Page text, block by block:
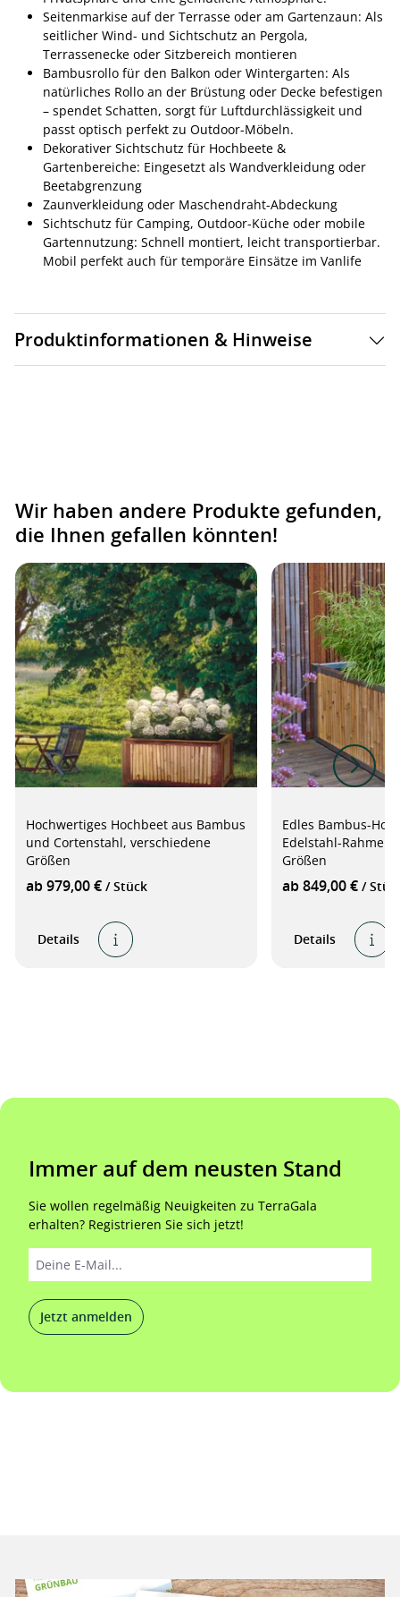
Seitenmarkise auf der Terrasse oder am Gartenzaun: Als
seitlicher Wind- und Sichtschutz an Pergola,
Terrassenecke oder Sitzbereich montieren
Bambusrollo für den Balkon oder Wintergarten: Als
natürliches Rollo an der Brüstung oder Decke befestigen
– spendet Schatten, sorgt für Luftdurchlässigkeit und
passt optisch perfekt zu Outdoor-Möbeln.
Dekorativer Sichtschutz für Hochbeete &
Gartenbereiche: Eingesetzt als Wandverkleidung oder
Beetabgrenzung
Zaunverkleidung oder Maschendraht-Abdeckung
Sichtschutz für Camping, Outdoor-Küche oder mobile
Gartennutzung: Schnell montiert, leicht transportierbar.
Mobil perfekt auch für temporäre Einsätze im Vanlife
Produktinformationen & Hinweise
Wir haben andere Produkte gefunden,
die Ihnen gefallen könnten!
Hochwertiges Hochbeet aus Bambus
und Cortenstahl, verschiedene
Größen
ab 979,00 € / Stück
Details
Edles Bambus-
Edelstahl-
Größen
ab 849,00 € /
Details
Immer auf dem neusten Stand
Sie wollen regelmäßig Neuigkeiten zu TerraGala
erhalten? Registrieren Sie sich jetzt!
Jetzt anmelden